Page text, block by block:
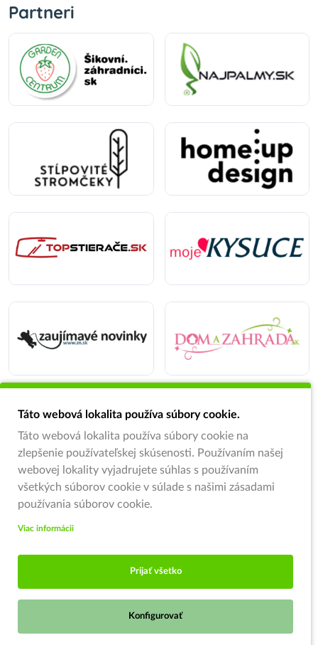
Partneri
Táto webová lokalita používa súbory cookie.
Táto webová lokalita používa súbory cookie na
zlepšenie používateľskej skúsenosti. Používaním našej
webovej lokality vyjadrujete súhlas s používaním
všetkých súborov cookie v súlade s našimi zásadami
používania súborov cookie.
Viac informácii
Prijať všetko
Konfigurovať